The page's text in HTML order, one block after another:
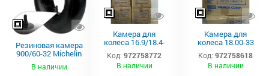
Резиновая камера
900/60-32 Michelin
сельскохозяйственн
В наличии
Камера для
колеса 16.9/18.4-
46 TR-218A Kabat
Код: 972758772
В наличии
Камера для
колеса 18.00-33
TRJ1175C Kabat*
Код: 972758618
В наличии